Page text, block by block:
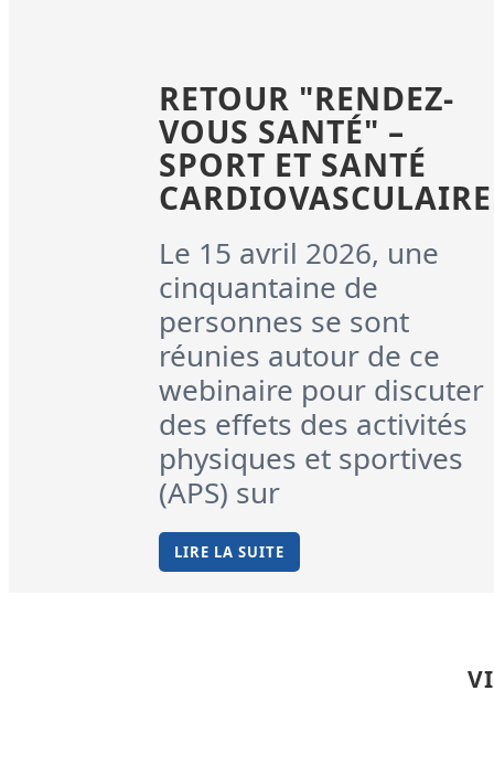
RETOUR "RENDEZ-
VOUS SANTÉ" –
SPORT ET SANTÉ
CARDIOVASCULAIRE
Le 15 avril 2026, une
cinquantaine de
personnes se sont
réunies autour de ce
webinaire pour discuter
des effets des activités
physiques et sportives
(APS) sur
LIRE LA SUITE